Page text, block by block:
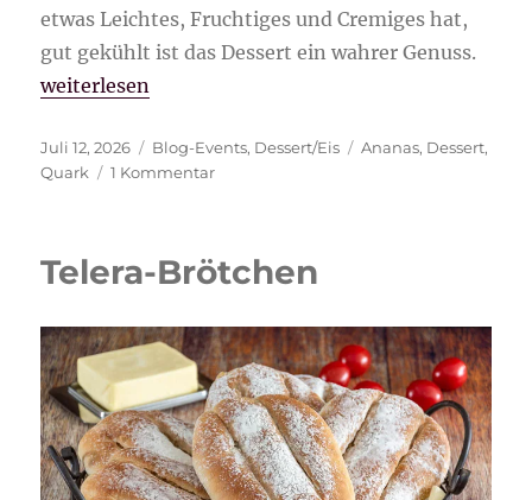
etwas Leichtes, Fruchtiges und Cremiges hat,
gut gekühlt ist das Dessert ein wahrer Genuss.
„Ananas-Quark-Dessert“
weiterlesen
Veröffentlicht
am
Juli 12, 2026 Kategorien
Blog-Events, Dessert/Eis Schlagwörter
Ananas, Dessert,
Quark
1 Kommentarzu
Telera-Brötchen